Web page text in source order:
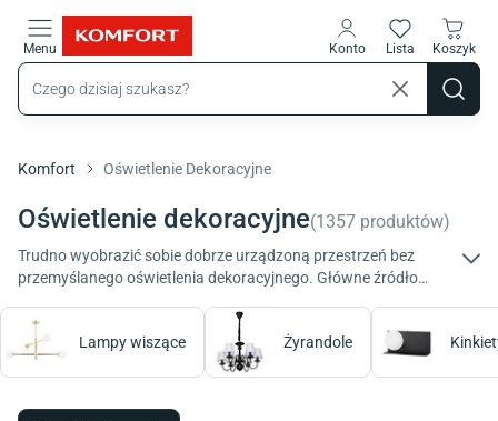
Menu Konto Lista Koszyk
Komfort Oświetlenie Dekoracyjne
Oświetlenie dekoracyjne(1357 produktów)
Trudno wyobrazić sobie dobrze urządzoną przestrzeń bez
przemyślanego oświetlenia dekoracyjnego. Główne źródło
mroku wybrane strefy. W ofercie Komfort czekają na Ciebie
najróżniejsze modele lamp.
Lampy wiszące Żyrandole